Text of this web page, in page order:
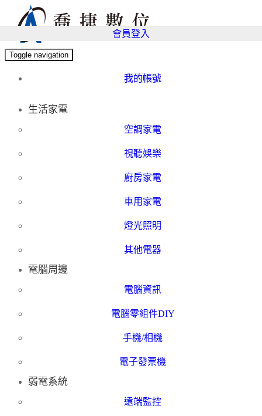
Toggle navigation
我的帳號
會員登入
生活家電
空調家電
視聽娛樂
廚房家電
車用家電
燈光照明
其他電器
電腦周邊
電腦資訊
電腦零組件DIY
手機/相機
電子發票機
弱電系統
遠端監控